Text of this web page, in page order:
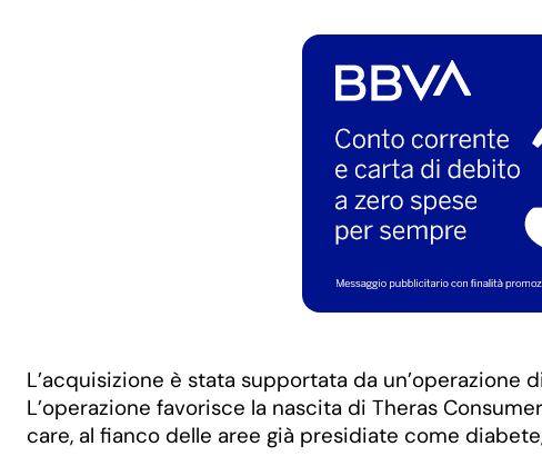
L’acquisizione è stata supportata da
L’operazione favorisce la nascita di Theras
care, al fianco delle aree già presidiate come